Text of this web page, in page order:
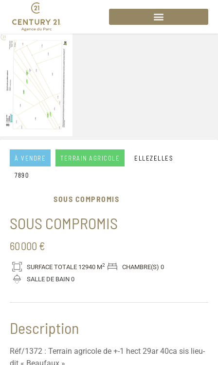
À VENDRE TERRAIN AGRICOLE ELLEZELLES
7890
SOUS COMPROMIS
SOUS COMPROMIS
60 000 €
SURFACE TOTALE 12940 M2 CHAMBRE(S) 0
SALLE DE BAIN 0
Description
Réf/1372 : Terrain agricole de +-1 hect 29ar 40ca sis lieu-
dit « Beaufaux »